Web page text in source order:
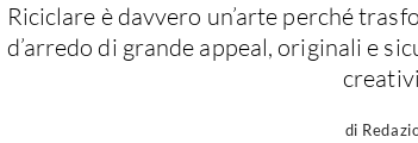
Riciclare è davvero un’arte perché
d’arredo di grande appeal, originali e
di